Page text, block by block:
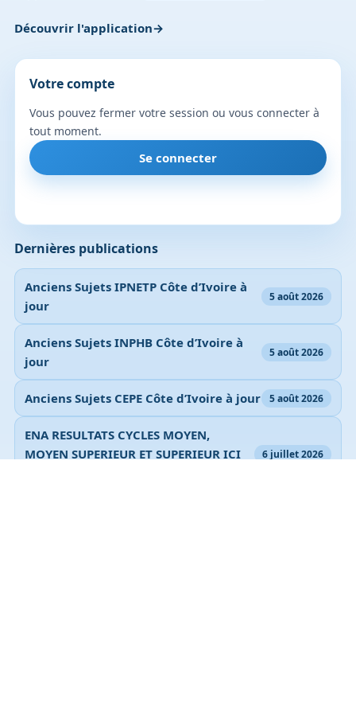
Découvrir l'application
Dernières publications
Anciens Sujets IPNETP Côte d’Ivoire à
jour
5 août 2026
Anciens Sujets INPHB Côte d’Ivoire à
jour
5 août 2026
Anciens Sujets CEPE Côte d’Ivoire à jour 5 août 2026
ENA RESULTATS CYCLES MOYEN,
MOYEN SUPERIEUR ET SUPERIEUR ICI
6 juillet 2026
Votre compte
Vous pouvez fermer votre session ou vous connecter à
tout moment.
Se connecter